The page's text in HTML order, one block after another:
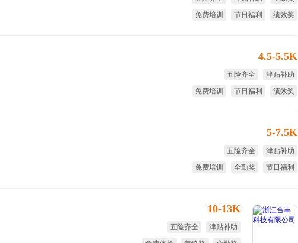
免费培训
节日福利 绩效奖
4.5-5.5K
五险齐全
津贴补助
免费培训
节日福利
绩效奖
5-7.5K
五险齐全
津贴补助
免费培训
全勤奖
节日福利
10-13K
五险齐全
津贴补助